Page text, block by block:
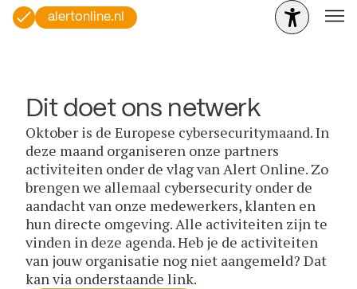
alertonline.nl
Dit doet ons netwerk
Oktober is de Europese cybersecuritymaand. In
deze maand organiseren onze partners
activiteiten onder de vlag van Alert Online. Zo
brengen we allemaal cybersecurity onder de
aandacht van onze medewerkers, klanten en
hun directe omgeving. Alle activiteiten zijn te
vinden in deze agenda. Heb je de activiteiten
van jouw organisatie nog niet aangemeld? Dat
kan via onderstaande link.